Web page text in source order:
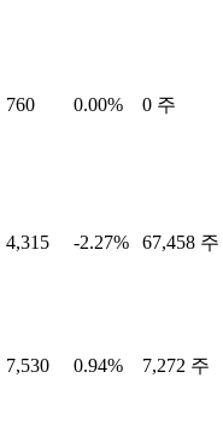
760 0.00% 0 주
4,315 -2.27% 67,458 주
7,530 0.94% 7,272 주